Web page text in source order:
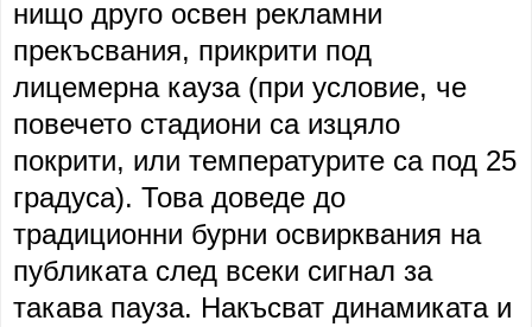
нищо друго освен рекламни
прекъсвания, прикрити под
лицемерна кауза (при условие, че
повечето стадиони са изцяло
покрити, или температурите са под 25
градуса). Това доведе до
традиционни бурни освирквания на
публиката след всеки сигнал за
такава пауза. Накъсват динамиката и